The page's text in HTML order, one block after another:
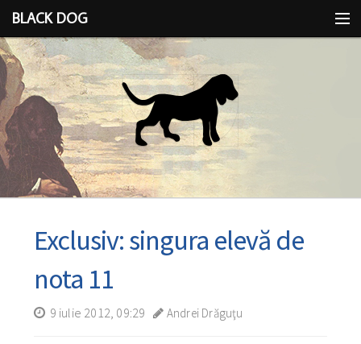
BLACK DOG
IDEEA
CU LIMBA SCOASĂ
Exclusiv: singura elevă de
nota 11
9 iulie 2012, 09:29 Andrei Drăguţu